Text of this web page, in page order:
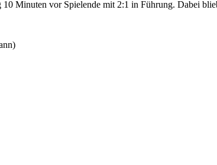
Minuten vor Spielende mit 2:1 in Führung. Dabei